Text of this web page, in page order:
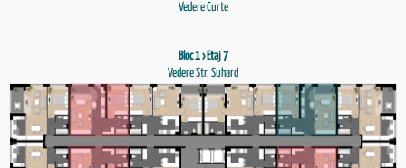
Vedere Curte
Bloc 1 › Etaj 7
Vedere Str. Suhard